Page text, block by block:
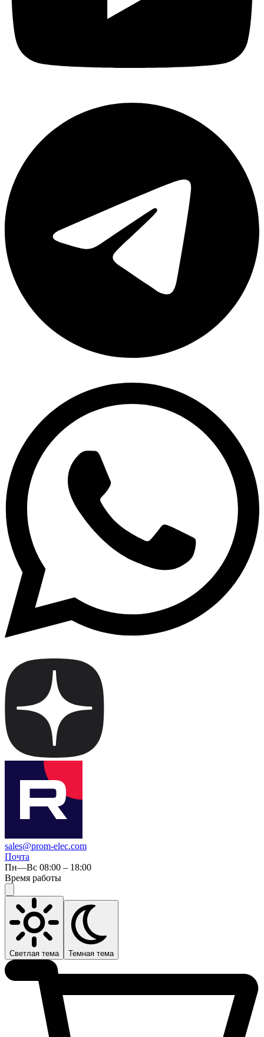
sales@prom-elec.com
Почта
Пн—Вс 08:00 – 18:00
Время работы
Светлая тема Темная тема